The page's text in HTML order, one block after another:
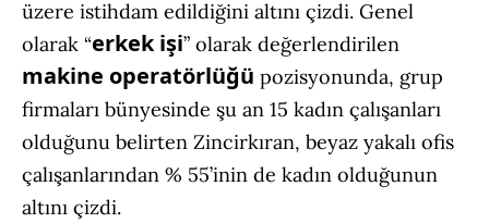
üzere istihdam edildiğini altını çizdi. Genel
olarak “erkek işi” olarak değerlendirilen
makine operatörlüğü pozisyonunda, grup
firmaları bünyesinde şu an 15 kadın çalışanları
olduğunu belirten Zincirkıran, beyaz yakalı ofis
çalışanlarından % 55’inin de kadın olduğunun
altını çizdi.